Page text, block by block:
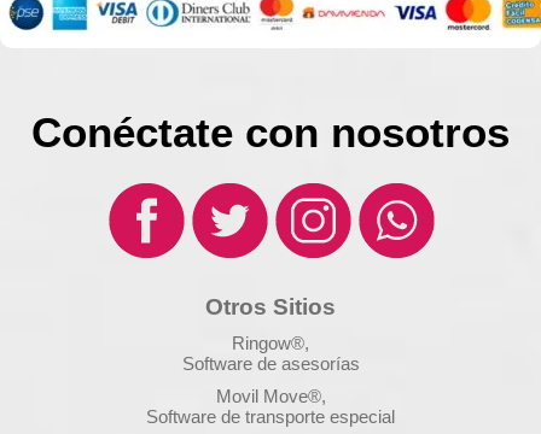
Conéctate con nosotros
Otros Sitios
Ringow®,
Software de asesorías
Movil Move®,
Software de transporte especial